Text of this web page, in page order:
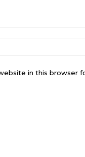
in this browser